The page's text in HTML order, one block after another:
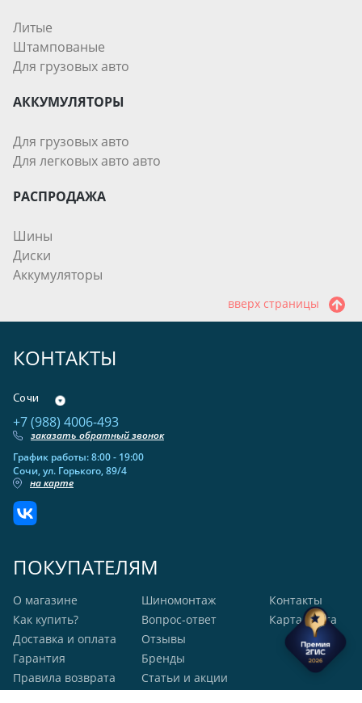
Литые
Штампованые
Для грузовых авто
АККУМУЛЯТОРЫ
Для грузовых авто
Для легковых авто авто
РАСПРОДАЖА
Шины
Диски
Аккумуляторы
вверх страницы
КОНТАКТЫ
Сочи
+7 (988) 4006-493
заказать обратный звонок
График работы: 8:00 - 19:00
Сочи, ул. Горького, 89/4
на карте
ПОКУПАТЕЛЯМ
О магазине
Как купить?
Доставка и оплата
Гарантия
Правила возврата
Шиномонтаж
Вопрос-ответ
Отзывы
Бренды
Статьи и акции
Контакты
Карта сайта